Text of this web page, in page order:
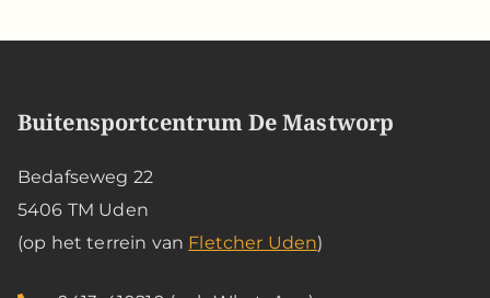
Buitensportcentrum De Mastworp
Bedafseweg 22
5406 TM Uden
(op het terrein van Fletcher Uden)